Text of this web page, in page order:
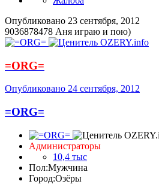
Опубликовано 23 сентября, 2012
9036878478 Аня играю и пою)
=ORG=
Опубликовано 24 сентября, 2012
=ORG=
Администраторы
10,4 тыс
Пол:Мужчина
Город:Озёры